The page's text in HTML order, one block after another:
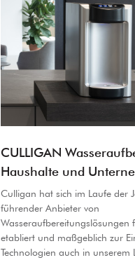
CULLIGAN
Haushalte und
Culligan hat sich im Laufe der
führender Anbieter von
Wasseraufbereitungslösungen
etabliert und maßgeblich zur
Technologien auch in unserem